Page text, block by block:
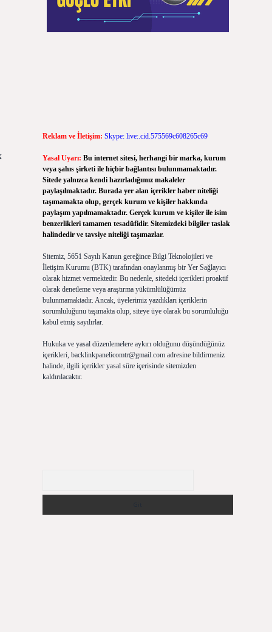
Reklam ve İletişim: Skype: live:.cid.575569c608265c69
Yasal Uyarı: Bu internet sitesi, herhangi bir marka, kurum
veya şahıs şirketi ile hiçbir bağlantısı bulunmamaktadır.
Sitede yalnızca kendi hazırladığımız makaleler
paylaşılmaktadır. Burada yer alan içerikler haber niteliği
taşımamakta olup, gerçek kurum ve kişiler hakkında
paylaşım yapılmamaktadır. Gerçek kurum ve kişiler ile isim
benzerlikleri tamamen tesadüfidir. Sitemizdeki bilgiler taslak
halindedir ve tavsiye niteliği taşımazlar.
Sitemiz, 5651 Sayılı Kanun gereğince Bilgi Teknolojileri ve
İletişim Kurumu (BTK) tarafından onaylanmış bir Yer Sağlayıcı
olarak hizmet vermektedir. Bu nedenle, sitedeki içerikleri proaktif
olarak denetleme veya araştırma yükümlülüğümüz
bulunmamaktadır. Ancak, üyelerimiz yazdıkları içeriklerin
sorumluluğunu taşımakta olup, siteye üye olarak bu sorumluluğu
kabul etmiş sayılırlar.
Hukuka ve yasal düzenlemelere aykırı olduğunu düşündüğünüz
içerikleri, backlinkpanelicomtr@gmail.comadresine bildirmeniz
halinde, ilgili içerikler yasal süre içerisinde sitemizden
kaldırılacaktır.